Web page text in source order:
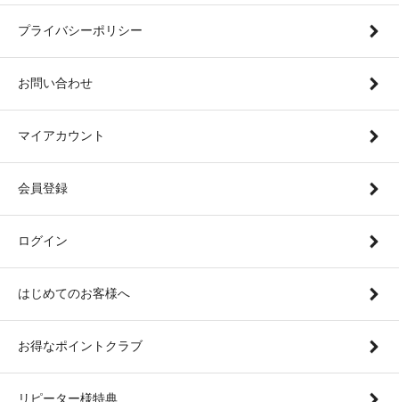
プライバシーポリシー
お問い合わせ
マイアカウント
会員登録
ログイン
はじめてのお客様へ
お得なポイントクラブ
リピーター様特典